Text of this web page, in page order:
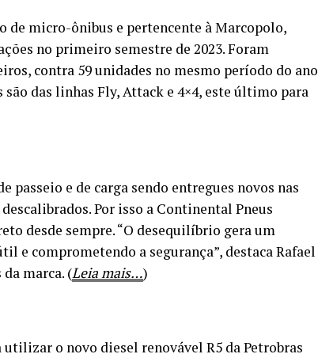
de micro-ônibus e pertencente à Marcopolo,
no primeiro semestre de 2023. Foram
contra 59 unidades no mesmo período do ano
das linhas Fly, Attack e 4×4, este último para
passeio e de carga sendo entregues novos nas
Por isso a Continental Pneus
desde sempre. “O desequilíbrio gera um
e comprometendo a segurança”, destaca Rafael
marca. (Leia mais…)
o novo diesel renovável R5 da Petrobras